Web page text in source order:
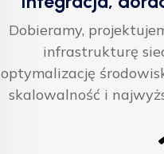
Dobieramy,
infrastrukturę
optymalizację
skalowalność i